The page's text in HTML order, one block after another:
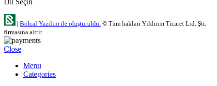
Dil Seçin
| Bolcal Yazılım ile oluşturuldu. © Tüm hakları Yıldırım Ticaret Ltd. Şti.
firmasına aittir.
Close
Menu
Categories